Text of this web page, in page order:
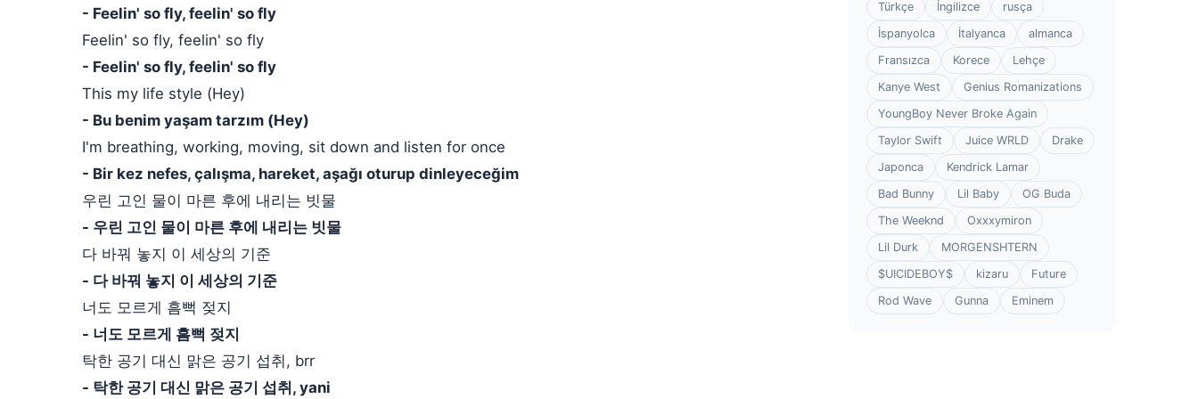
- Feelin' so fly, feelin' so fly
Feelin' so fly, feelin' so fly
- Feelin' so fly, feelin' so fly
This my life style (Hey)
- Bu benim yaşam tarzım (Hey)
I'm breathing, working, moving, sit down and listen for once
- Bir kez nefes, çalışma, hareket, aşağı oturup dinleyeceğim
우린 고인 물이 마른 후에 내리는 빗물
- 우린 고인 물이 마른 후에 내리는 빗물
다 바꿔 놓지 이 세상의 기준
- 다 바꿔 놓지 이 세상의 기준
너도 모르게 흠뻑 젖지
- 너도 모르게 흠뻑 젖지
탁한 공기 대신 맑은 공기 섭취, brr
- 탁한 공기 대신 맑은 공기 섭취, yani
Türkçe İngilizce
rusça
İspanyolca
İtalyanca
almanca
Fransızca
Korece
Lehçe
Kanye West
Genius Romanizations
YoungBoy Never Broke Again
Taylor Swift
Juice WRLD
Drake
Japonca
Kendrick Lamar
Bad Bunny
Lil Baby
OG Buda
The Weeknd
Oxxxymiron
Lil Durk
MORGENSHTERN
$UICIDEBOY$
kizaru
Future
Rod Wave
Gunna Eminem